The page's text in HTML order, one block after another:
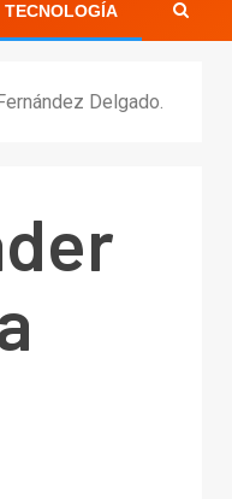
TECNOLOGÍA
Delgado.